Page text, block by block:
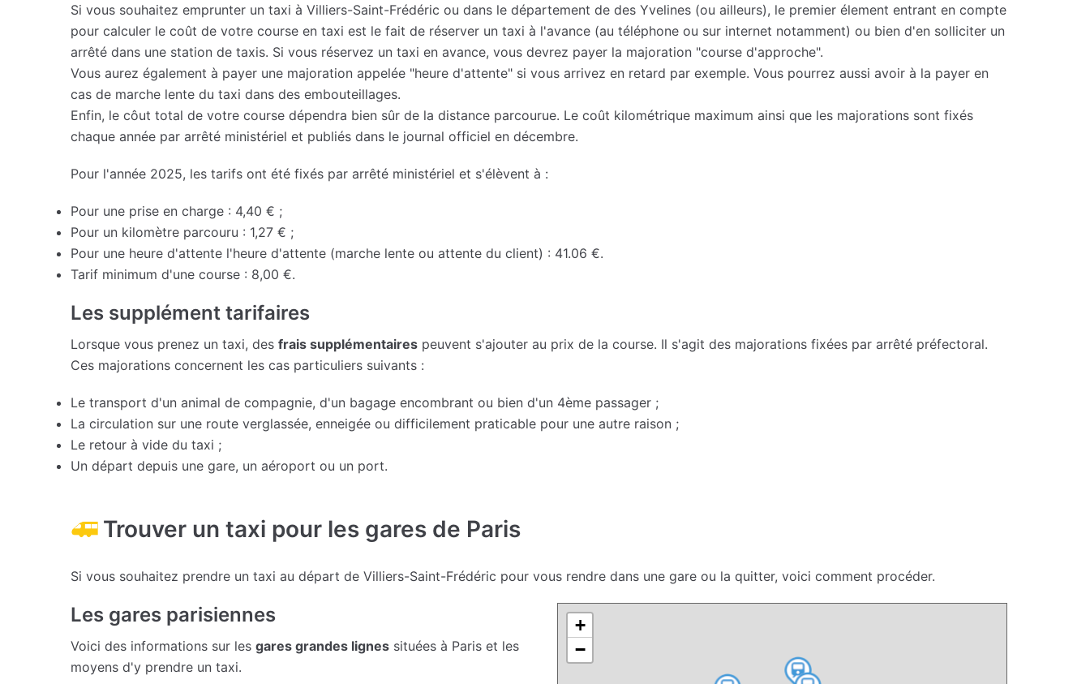
Si vous souhaitez emprunter un taxi à Villiers-Saint-Frédéric ou dans le département de des Yvelines (ou ailleurs), le premier élement entrant en compte
pour calculer le coût de votre course en taxi est le fait de réserver un taxi à l'avance (au téléphone ou sur internet notamment) ou bien d'en solliciter un
arrêté dans une station de taxis. Si vous réservez un taxi en avance, vous devrez payer la majoration "course d'approche".
Vous aurez également à payer une majoration appelée "heure d'attente" si vous arrivez en retard par exemple. Vous pourrez aussi avoir à la payer en
cas de marche lente du taxi dans des embouteillages.
Enfin, le côut total de votre course dépendra bien sûr de la distance parcourue. Le coût kilométrique maximum ainsi que les majorations sont fixés
chaque année par arrêté ministériel et publiés dans le journal officiel en décembre.
Pour l'année 2025, les tarifs ont été fixés par arrêté ministériel et s'élèvent à :
Pour une prise en charge : 4,40 € ;
Pour un kilomètre parcouru : 1,27 € ;
Pour une heure d'attente l'heure d'attente (marche lente ou attente du client) : 41.06 €.
Tarif minimum d'une course : 8,00 €.
Les supplément tarifaires
Lorsque vous prenez un taxi, des frais supplémentaires peuvent s'ajouter au prix de la course. Il s'agit des majorations fixées par arrêté préfectoral.
Ces majorations concernent les cas particuliers suivants :
Le transport d'un animal de compagnie, d'un bagage encombrant ou bien d'un 4ème passager ;
La circulation sur une route verglassée, enneigée ou difficilement praticable pour une autre raison ;
Le retour à vide du taxi ;
Un départ depuis une gare, un aéroport ou un port.
Trouver un taxi pour les gares de Paris
Si vous souhaitez prendre un taxi au départ de Villiers-Saint-Frédéric pour vous rendre dans une gare ou la quitter, voici comment procéder.
Les gares parisiennes
Voici des informations sur les gares grandes lignes situées à Paris et les
moyens d'y prendre un taxi.
+
−